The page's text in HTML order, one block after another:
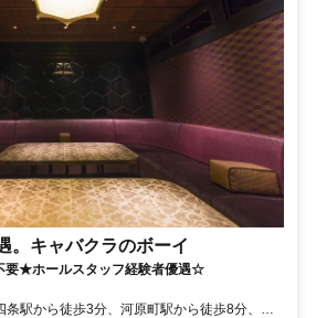
。キャバクラのボーイ
要★ホールスタッフ経験者優遇☆
条駅から徒歩3分、河原町駅から徒歩8分、三